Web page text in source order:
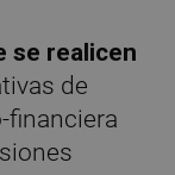
se realicen
de
financiera